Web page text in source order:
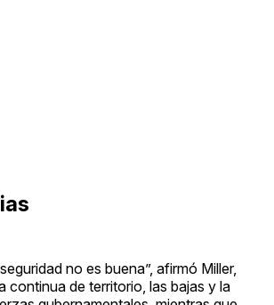
no es buena”, afirmó Miller,
continua de territorio, las bajas y la